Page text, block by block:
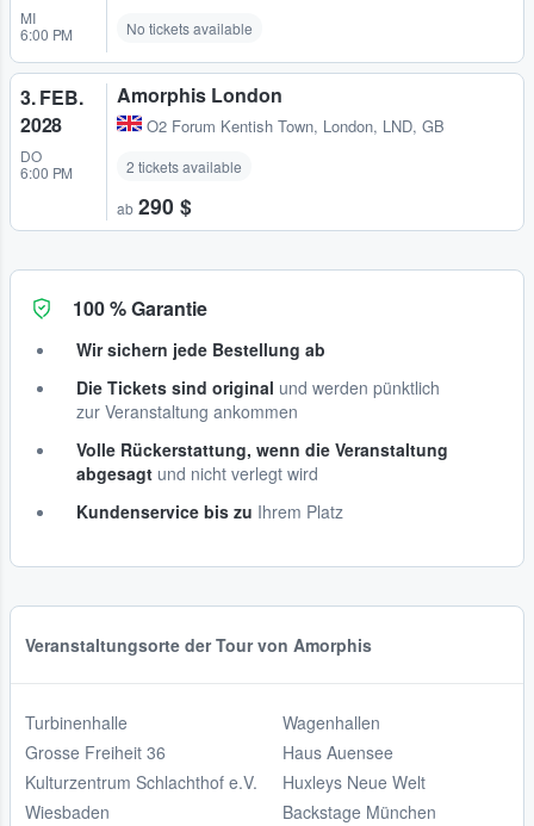
MI
6:00 PM
No tickets available
3. FEB.
2028
DO
6:00 PM
Amorphis London
O2 Forum Kentish Town, London, LND, GB
2 tickets available
ab 290 $
100 % Garantie
Wir sichern jede Bestellung ab
Die Tickets sind original und werden pünktlich
zur Veranstaltung ankommen
Volle Rückerstattung, wenn die Veranstaltung
abgesagt und nicht verlegt wird
Kundenservice bis zu Ihrem Platz
Veranstaltungsorte der Tour von Amorphis
Turbinenhalle
Grosse Freiheit 36
Kulturzentrum Schlachthof e.V.
Wiesbaden
Wagenhallen
Haus Auensee
Huxleys Neue Welt
Backstage München